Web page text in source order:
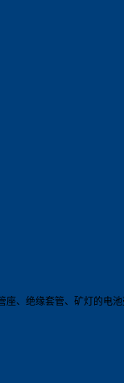
、绝缘套管、矿灯的电